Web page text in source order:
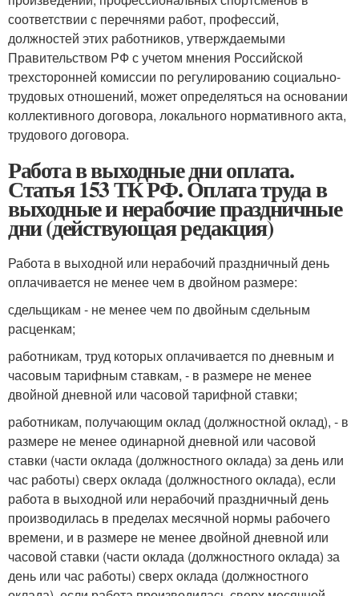
соответствии с перечнями работ, профессий,
должностей этих работников, утверждаемыми
Правительством РФ с учетом мнения Российской
трехсторонней комиссии по регулированию социально-
трудовых отношений, может определяться на основании
коллективного договора, локального нормативного акта,
трудового договора.
Работа в выходные дни оплата.
Статья 153 ТК РФ. Оплата труда в
выходные и нерабочие праздничные
дни (действующая редакция)
Работа в выходной или нерабочий праздничный день
оплачивается не менее чем в двойном размере:
сдельщикам - не менее чем по двойным сдельным
расценкам;
работникам, труд которых оплачивается по дневным и
часовым тарифным ставкам, - в размере не менее
двойной дневной или часовой тарифной ставки;
работникам, получающим оклад (должностной оклад), - в
размере не менее одинарной дневной или часовой
ставки (части оклада (должностного оклада) за день или
час работы) сверх оклада (должностного оклада), если
работа в выходной или нерабочий праздничный день
производилась в пределах месячной нормы рабочего
времени, и в размере не менее двойной дневной или
часовой ставки (части оклада (должностного оклада) за
день или час работы) сверх оклада (должностного